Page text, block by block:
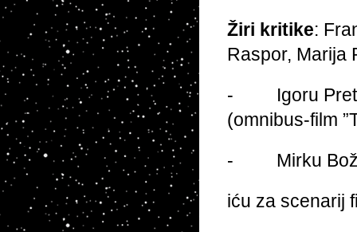
Žiri kritike:
Raspor, Marija
- Igoru
(omnibus-film
- Mirku
iću za scenarij